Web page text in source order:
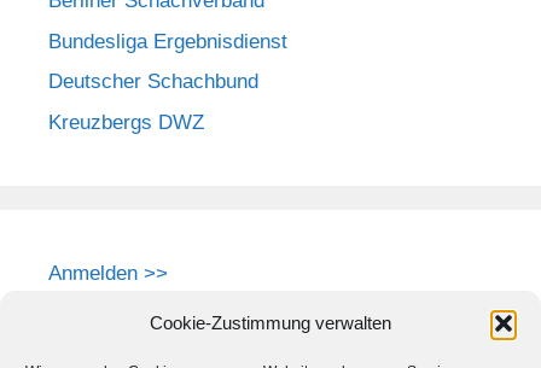
Cookie-Zustimmung verwalten
Bundesliga Ergebnisdienst
Deutscher Schachbund
Kreuzbergs DWZ
Anmelden >>